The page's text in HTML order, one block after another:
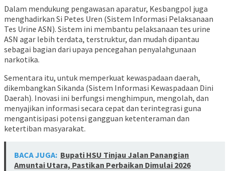
Dalam mendukung pengawasan aparatur, Kesbangpol juga
menghadirkan Si Petes Uren (Sistem Informasi Pelaksanaan
Tes Urine ASN). Sistem ini membantu pelaksanaan tes urine
ASN agar lebih terdata, terstruktur, dan mudah dipantau
sebagai bagian dari upaya pencegahan penyalahgunaan
narkotika.
Sementara itu, untuk memperkuat kewaspadaan daerah,
dikembangkan Sikanda (Sistem Informasi Kewaspadaan Dini
Daerah). Inovasi ini berfungsi menghimpun, mengolah, dan
menyajikan informasi secara cepat dan terintegrasi guna
mengantisipasi potensi gangguan ketenteraman dan
ketertiban masyarakat.
BACA JUGA: Bupati HSU Tinjau Jalan Panangian
Amuntai Utara, Pastikan Perbaikan Dimulai 2026